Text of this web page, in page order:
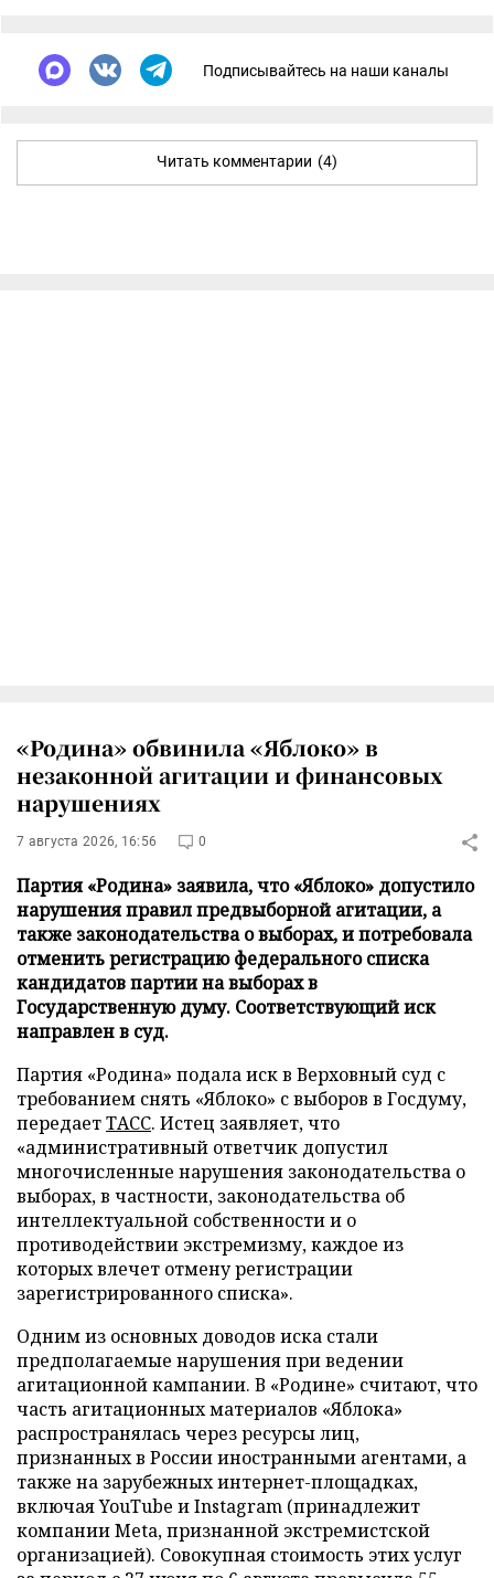
Подписывайтесь на наши каналы
Читать комментарии (4)
«Родина» обвинила «Яблоко» в
незаконной агитации и финансовых
нарушениях
7 августа 2026, 16:56 0
Партия «Родина» заявила, что «Яблоко» допустило
нарушения правил предвыборной агитации, а
также законодательства о выборах, и потребовала
отменить регистрацию федерального списка
кандидатов партии на выборах в
Государственную думу. Соответствующий иск
направлен в суд.
Партия «Родина» подала иск в Верховный суд с
требованием снять «Яблоко» с выборов в Госдуму,
передаетТАСС. Истец заявляет, что
«административный ответчик допустил
многочисленные нарушения законодательства о
выборах, в частности, законодательства об
интеллектуальной собственности и о
противодействии экстремизму, каждое из
которых влечет отмену регистрации
зарегистрированного списка».
Одним из основных доводов иска стали
предполагаемые нарушения при ведении
агитационной кампании. В «Родине» считают, что
часть агитационных материалов «Яблока»
распространялась через ресурсы лиц,
признанных в России иностранными агентами, а
также на зарубежных интернет-площадках,
включая YouTube и Instagram (принадлежит
компании Meta, признанной экстремистской
организацией). Совокупная стоимость этих услуг